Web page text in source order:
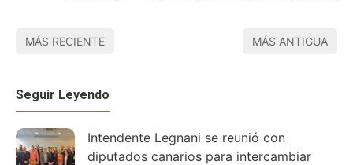
MÁS RECIENTE MÁS ANTIGUA
Seguir Leyendo
Intendente Legnani se reunió con
diputados canarios para intercambiar